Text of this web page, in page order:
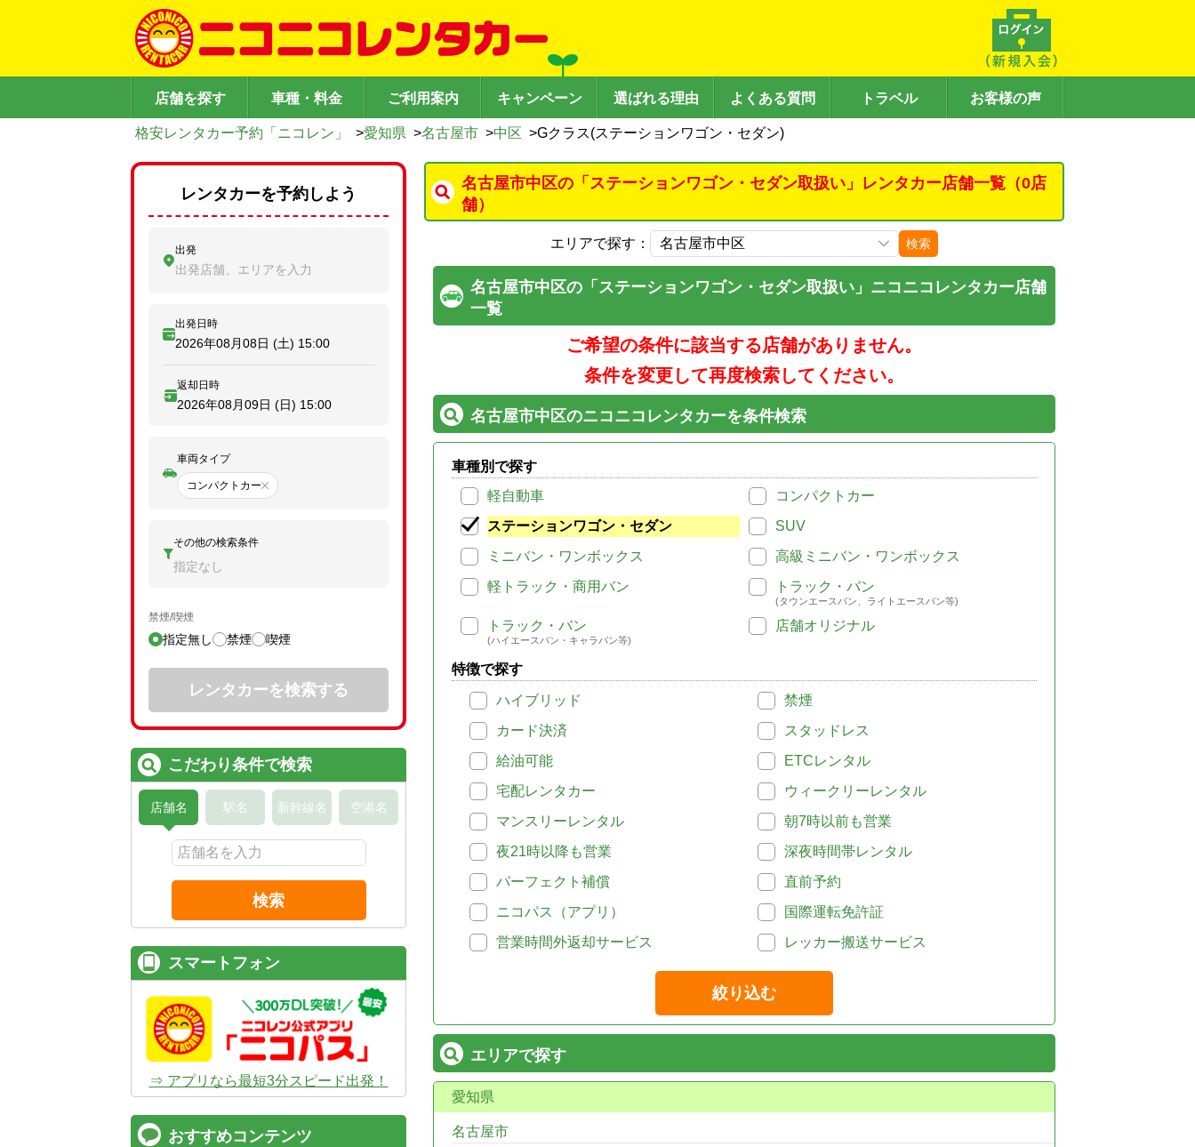
店舗を探す 車種・料金 ご利用案内 キャンペーン 選ばれる理由 よくある質問 トラベル お客様の声
格安レンタカー予約「ニコレン」 >愛知県 >名古屋市 >中区 >Gクラス(ステーションワゴン・セダン)
名古屋市中区の「ステーションワゴン・セダン取扱い」レンタカー店舗一覧（0店
舗）
エリアで探す： 検索
名古屋市中区の「ステーションワゴン・セダン取扱い」ニコニコレンタカー店舗
一覧
ご希望の条件に該当する店舗がありません。
条件を変更して再度検索してください。
名古屋市中区のニコニコレンタカーを条件検索
車種別で探す
軽自動車
コンパクトカー
ステーションワゴン・セダン
SUV
ミニバン・ワンボックス
高級ミニバン・ワンボックス
軽トラック・商用バン
トラック・バン
(タウンエースバン、ライトエースバン等)
トラック・バン
(ハイエースバン・キャラバン等)
店舗オリジナル
特徴で探す
ハイブリッド
禁煙
カード決済
スタッドレス
給油可能
ETCレンタル
宅配レンタカー
ウィークリーレンタル
マンスリーレンタル
朝7時以前も営業
夜21時以降も営業
深夜時間帯レンタル
パーフェクト補償
直前予約
ニコパス（アプリ）
国際運転免許証
営業時間外返却サービス
レッカー搬送サービス
絞り込む
エリアで探す
愛知県
名古屋市
レンタカーを予約しよう
出発
出発店舗、エリアを入力
出発日時
2026年08月08日 (土) 15:00
返却日時
2026年08月09日 (日) 15:00
車両タイプ
コンパクトカー
その他の検索条件
指定なし
禁煙/喫煙
指定無し 禁煙 喫煙
レンタカーを検索する
こだわり条件で検索
店舗名 駅名 新幹線名 空港名
検索
スマートフォン
⇒ アプリなら最短3分スピード出発！
おすすめコンテンツ